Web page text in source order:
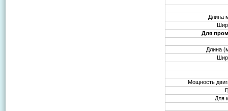
Длина
Для
Длина
Мощность
Для